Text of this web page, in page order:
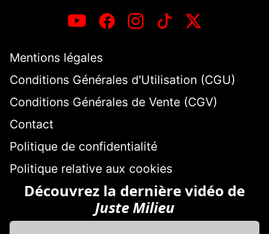
Mentions légales
Conditions Générales d'Utilisation (CGU)
Conditions Générales de Vente (CGV)
Contact
Politique de confidentialité
Politique relative aux cookies
Découvrez la dernière vidéo de
Juste Milieu